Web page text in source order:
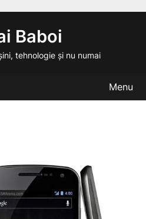
Baboi
tehnologie și nu numai
Menu